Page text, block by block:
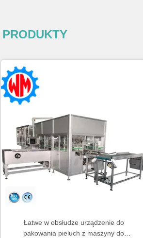
Łatwe w obsłudze urządzenie do
pakowania pieluch z maszyny do